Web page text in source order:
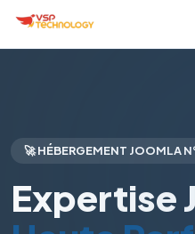
🚀 HÉBERGEMENT JOOMLA
Expertise